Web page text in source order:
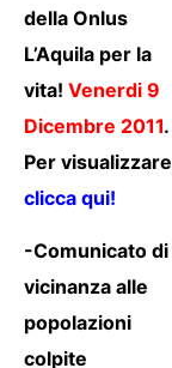
della Onlus
L’Aquila per la
vita! Venerdi 9
Dicembre 2011.
Per visualizzare
clicca qui!
-Comunicato di
vicinanza alle
popolazioni
colpite